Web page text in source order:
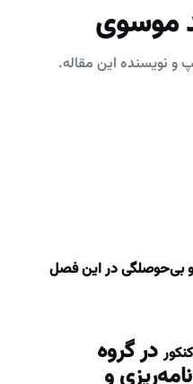
موسوی
نویسنده این مقاله.
بی‌حوصلگی در این فصل
در گروه
و